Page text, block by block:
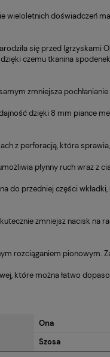
wieloletnich doświadczeń
się przed Igrzyskami
czemu tkanina
zmniejsza
dzięki 8 mm piance
z perforacją, która
płynny ruch wraz z
do przedniej części
zmniejsz nacisk na
rozciąganiem pionowym.
które można łatwo
Ona
Szosa